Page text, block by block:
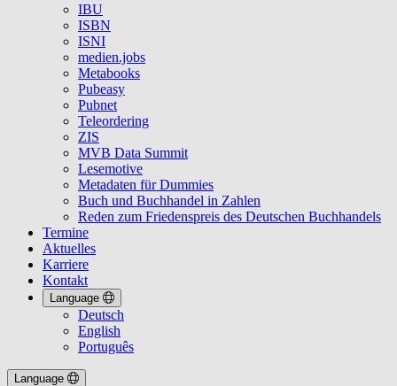
IBU
ISBN
ISNI
medien.jobs
Metabooks
Pubeasy
Pubnet
Teleordering
ZIS
MVB Data Summit
Lesemotive
Metadaten für Dummies
Buch und Buchhandel in Zahlen
Reden zum Friedenspreis des Deutschen Buchhandels
Termine
Aktuelles
Karriere
Kontakt
Language
Deutsch
English
Português
Language